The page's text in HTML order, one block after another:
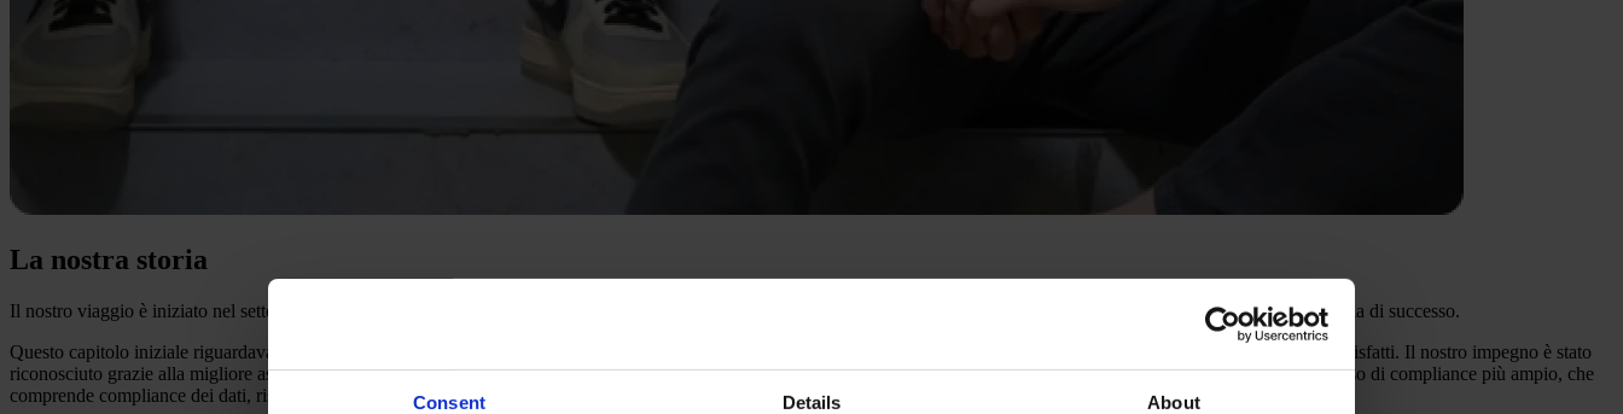
Consent Details About
La nostra storia
Il nostro viaggio è iniziato nel settore della compliance del whistleblowing, evidenziato dal pluripremiato Whistleblower Software by Formalize, ponendo le basi della nostra storia di successo.
Questo capitolo iniziale riguardava la compliance al whistleblowing e il rispetto di tali normative. Lungo il percorso abbiamo stabilito solide partnership e una base di clienti soddisfatti. Il nostro impegno è stato
riconosciuto grazie alla migliore assistenza clienti, che ci è valsa la reputazione di pionieri che danno priorità al cliente. Ora però, abbiamo esteso la nostra esperienza a un universo di compliance più ampio, che
comprende compliance dei dati, rischio e privacy.